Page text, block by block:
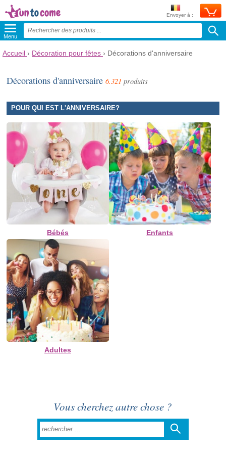
Envoyer à :
Menu
Accueil › Décoration pour fêtes › Décorations d'anniversaire
Décorations d'anniversaire6.321 produits
POUR QUI EST L'ANNIVERSAIRE?
Bébés Enfants
Adultes
Vous cherchez autre chose ?